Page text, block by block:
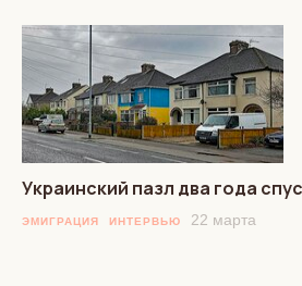
Украинский пазл два года
ЭМИГРАЦИЯ ИНТЕРВЬЮ 22 марта